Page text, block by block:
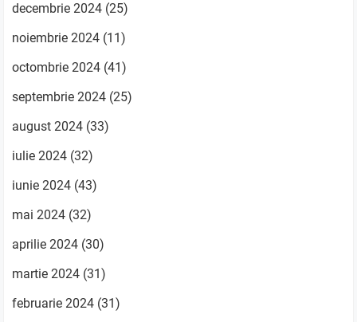
decembrie 2024 (25)
noiembrie 2024 (11)
octombrie 2024 (41)
septembrie 2024 (25)
august 2024 (33)
iulie 2024 (32)
iunie 2024 (43)
mai 2024 (32)
aprilie 2024 (30)
martie 2024 (31)
februarie 2024 (31)